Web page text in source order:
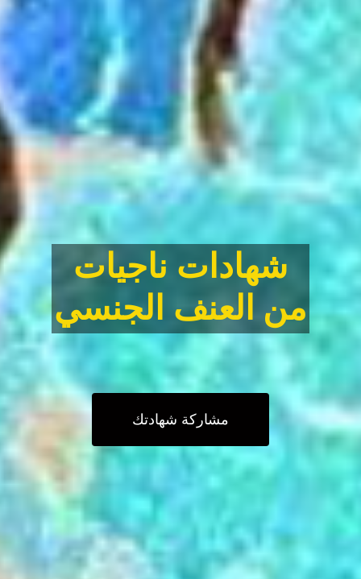
شهادات ناجيات
من العنف الجنسي
مشاركة شهادتك
كل الشهادات
مبادئنا وقواعدنا
من نحن؟